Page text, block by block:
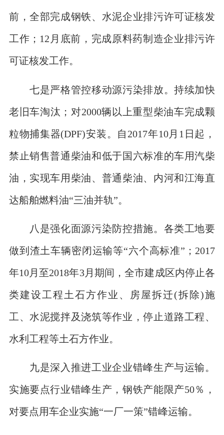
前，全部完成钢铁、水泥企业排污许可证核发
工作；12月底前，完成原料药制造企业排污许
可证核发工作。
七是严格管控移动源污染排放。持续加快
老旧车淘汰；对2000辆以上重型柴油车完成颗
粒物捕集器(DPF)安装。自2017年10月1日起，
禁止销售普通柴油和低于国六标准的车用汽柴
油，实现车用柴油、普通柴油、内河和江海直
达船舶燃料油“三油并轨”。
八是强化面源污染防控措施。各类工地要
做到渣土车辆密闭运输等“六个高标准”；2017
年10月至2018年3月期间，全市建成区内停止各
类建设工程土石方作业、房屋拆迁(拆除)施
工、水泥搅拌及浇筑等作业，停止道路工程、
水利工程等土石方作业。
九是深入推进工业企业错峰生产与运输。
实施要点行业错峰生产，钢铁产能限产50％，
对要点用车企业实施“一厂一策”错峰运输。